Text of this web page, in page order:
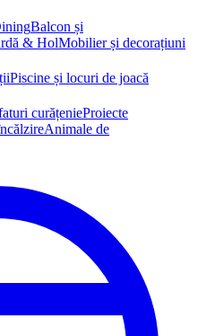
Balcon și
& HolMobilier și decorațiuni
Piscine și locuri de joacă
curățenieProiecte
Animale de